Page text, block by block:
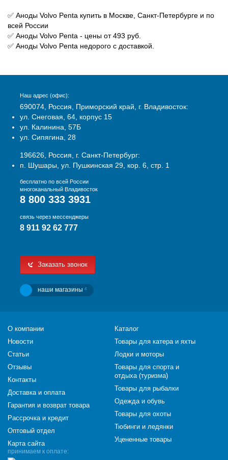
✅ Аноды Volvo Penta купить в Москве, Санкт-Петербурге и по
всей России
✅ Аноды Volvo Penta - цены от 493 руб.
✅ Аноды Volvo Penta недорого с доставкой.
Наш адрес (офис):
690074, Россия, Приморский край, г. Владивосток:
ул. Снеговая, 64, корпус 15
ул. Калинина, 57Б
ул. Сипягина, 28
196626, Россия, г. Санкт-Петербург:
п. Шушары, ул. Пушкинская 29, кор. 6, стр. 1
бесплатно по всей России
многоканальный Владивосток
8 800 333 3931
связь через мессенджеры
8 911 92 62 777
Заказать звонок
наши магазины 4
принимаем к оплате:
О компании
Новости
Статьи
Отзывы
Контакты
Доставка и оплата
Гарантия и возврат товара
Рассрочка и кредит
Оптовый отдел
Карта сайта
Каталог
Товары для катера и яхты
Лодки и моторы
Товары для спорта и
отдыха (туризма)
Товары для рыбалки
Одежда и обувь
Товары для охоты
Тюбинги и ледянки
Уцененные товары